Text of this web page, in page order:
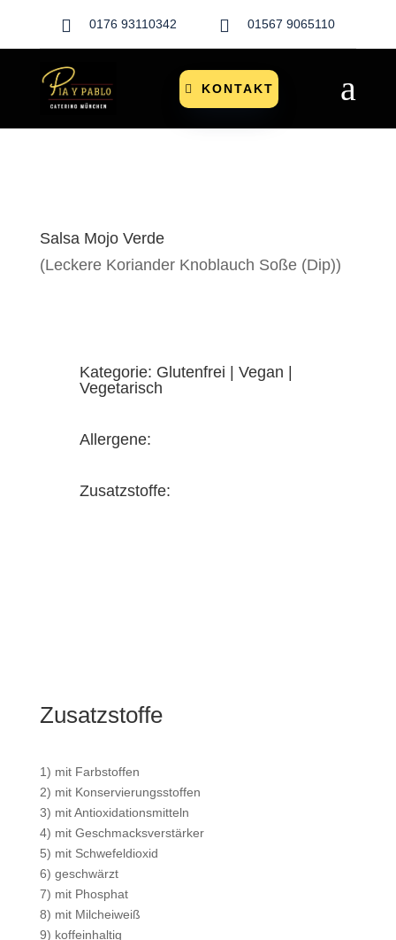
 0176 93110342  01567 9065110
KONTAKT a
Salsa Mojo Verde
(Leckere Koriander Knoblauch Soße (Dip))
Kategorie: Glutenfrei | Vegan |
Vegetarisch
Allergene:
Zusatzstoffe:
Zusatzstoffe
1) mit Farbstoffen
2) mit Konservierungsstoffen
3) mit Antioxidationsmitteln
4) mit Geschmacksverstärker
5) mit Schwefeldioxid
6) geschwärzt
7) mit Phosphat
8) mit Milcheiweiß
9) koffeinhaltig